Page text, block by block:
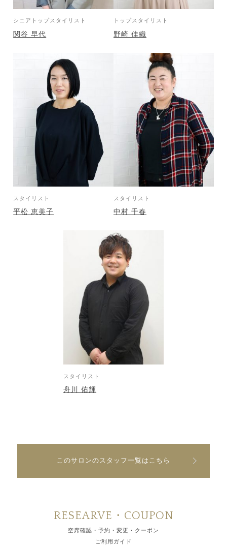
シニアトップスタイリスト
関谷 早代
トップスタイリスト
野崎 佳織
スタイリスト
平松 恵美子
スタイリスト
中村 千春
スタイリスト
舟川 佑輝
このサロンのスタッフ一覧はこちら
RESEARVE・COUPON
空席確認・予約・変更・クーポン
ご利用ガイド